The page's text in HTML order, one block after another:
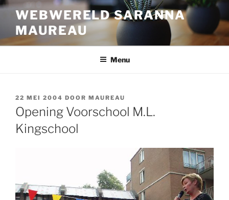
Ga
inhoud
WEBWERELD SARANNA
MAUREAU
Menu
GEPLAATST
OP
22 MEI 2004 DOOR MAUREAU
Opening Voorschool M.L.
Kingschool